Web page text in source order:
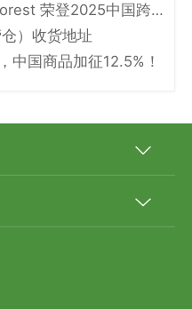
喜讯！大森林物流创始人 Forest 荣登2025中国跨境电商物流名人堂！
）收货地址
中国商品加征12.5%！